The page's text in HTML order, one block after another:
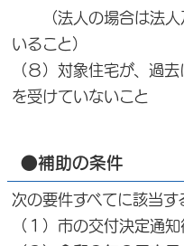
（法人の場合は法人
いること）
（８）対象住宅が、過
を受けていないこと
●補助の条件
次の要件すべてに該当す
（１）市の交付決定通